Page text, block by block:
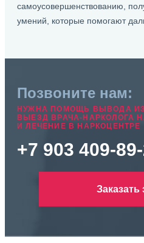
самоусовершенствованию,
умений, которые помогают
Позвоните нам:
НУЖНА ПОМОЩЬ ВЫВОДА
ВЫЕЗД ВРАЧА-НАРКОЛОГА
И ЛЕЧЕНИЕ В НАРКОЦЕНТРЕ
+7 903 409-
Заказать